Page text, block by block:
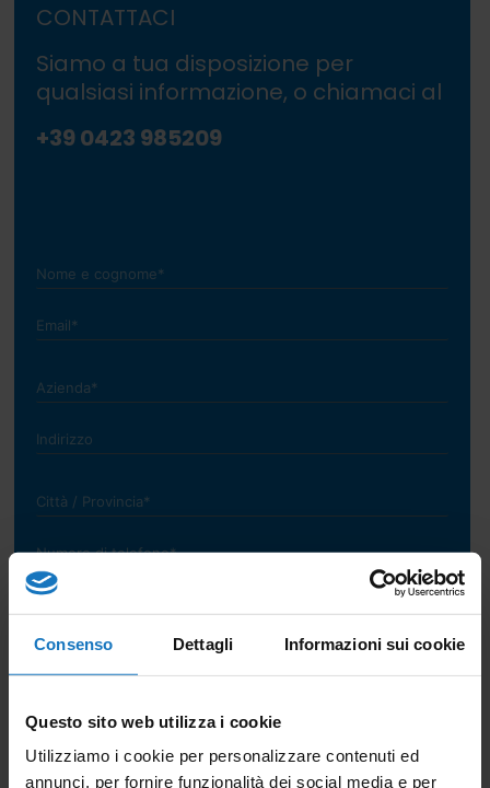
Consenso Dettagli Informazioni sui cookie
Questo sito web utilizza i cookie
Utilizziamo i cookie per personalizzare contenuti ed
annunci, per fornire funzionalità dei social media e per
*campi obbligatori
CONTATTACI
Siamo a tua disposizione per
qualsiasi informazione, o chiamaci al
+39 0423 985209